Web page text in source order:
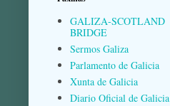
GALIZA-SCOTLAND
BRIDGE
Sermos Galiza
Parlamento de Galicia
Xunta de Galicia
Diario Oficial de Galicia